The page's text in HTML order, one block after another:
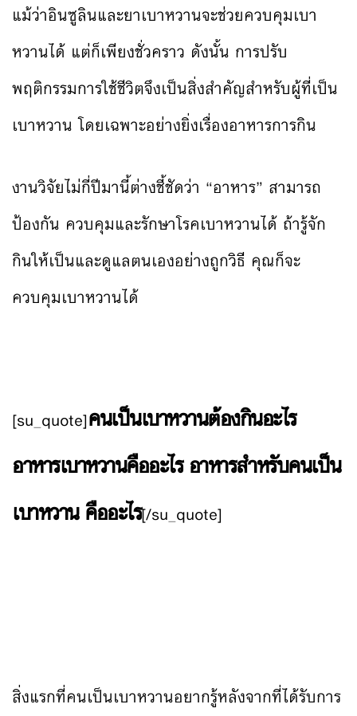
แม้ว่าอินซูลินและยาเบาหวานจะช่วยควบคุมเบา
หวานได้ แต่ก็เพียงชั่วคราว ดังนั้น การปรับ
พฤติกรรมการใช้ชีวิตจึงเป็นสิ่งสำคัญสำหรับผู้ที่เป็น
เบาหวาน โดยเฉพาะอย่างยิ่งเรื่องอาหารการกิน
งานวิจัยไม่กี่ปีมานี้ต่างชี้ชัดว่า “อาหาร” สามารถ
ป้องกัน ควบคุมและรักษาโรคเบาหวานได้ ถ้ารู้จัก
กินให้เป็นและดูแลตนเองอย่างถูกวิธี คุณก็จะ
ควบคุมเบาหวานได้
[su_quote]คนเป็นเบาหวานต้องกินอะไร
อาหารเบาหวานคืออะไร อาหารสำหรับคนเป็น
เบาหวาน คืออะไร[/su_quote]
สิ่งแรกที่คนเป็นเบาหวานอยากรู้หลังจากที่ได้รับการ